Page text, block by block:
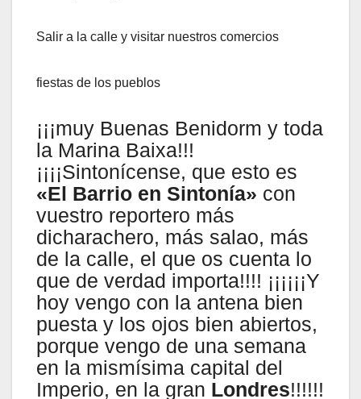
Salir a la calle y visitar nuestros comercios
fiestas de los pueblos
¡¡¡muy Buenas Benidorm y toda
la Marina Baixa!!!
¡¡¡¡Sintonícense, que esto es
«El Barrio en Sintonía» con
vuestro reportero más
dicharachero, más salao, más
de la calle, el que os cuenta lo
que de verdad importa!!!! ¡¡¡¡¡¡Y
hoy vengo con la antena bien
puesta y los ojos bien abiertos,
porque vengo de una semana
en la mismísima capital del
Imperio, en la gran Londres!!!!!!